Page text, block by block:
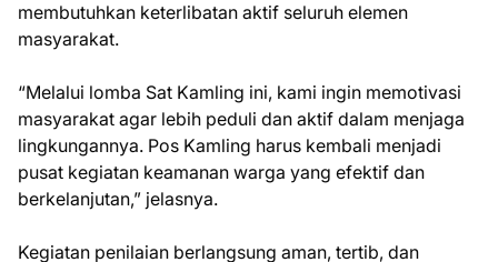
membutuhkan keterlibatan aktif seluruh elemen
masyarakat.
“Melalui lomba Sat Kamling ini, kami ingin memotivasi
masyarakat agar lebih peduli dan aktif dalam menjaga
lingkungannya. Pos Kamling harus kembali menjadi
pusat kegiatan keamanan warga yang efektif dan
berkelanjutan,” jelasnya.
Kegiatan penilaian berlangsung aman, tertib, dan